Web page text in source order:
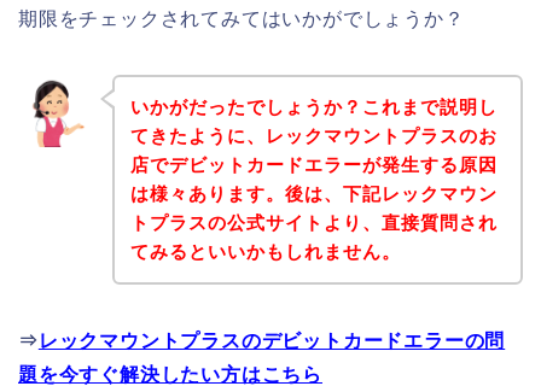
期限をチェックされてみてはいかがでしょうか？
いかがだったでしょうか？これまで説明し
てきたように、レックマウントプラスのお
店でデビットカードエラーが発生する原因
は様々あります。後は、下記レックマウン
トプラスの公式サイトより、直接質問され
てみるといいかもしれません。
⇒ レックマウントプラスのデビットカードエラーの問
題を今すぐ解決したい方はこちら